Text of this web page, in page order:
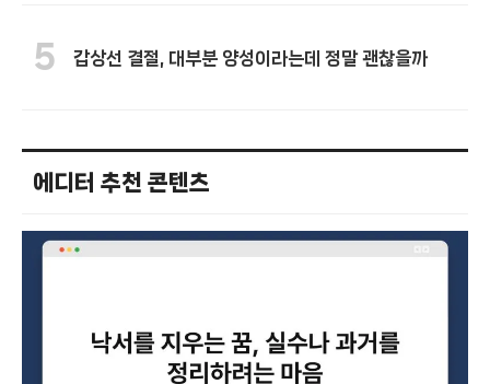
5 갑상선 결절, 대부분 양성이라는데 정말 괜찮을까
에디터 추천 콘텐츠